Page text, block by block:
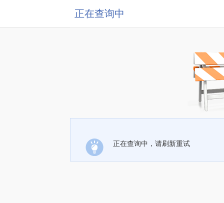
正在查询中
正在查询中，请刷新重试